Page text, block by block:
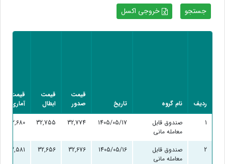
خروجی اکسل
ردیف نام گروه تاریخ
قیمت
صدور
قیمت
ابطال
قیمت
آماری
1
صندوق قابل
معامله مانی
1405/05/17
32,774
32,755
32,680
2
صندوق قابل
معامله مانی
1405/05/16
32,676
32,656
32,581